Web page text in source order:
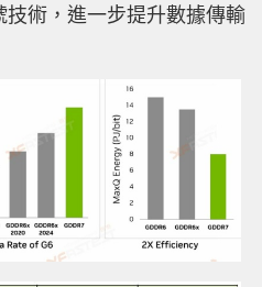
術，進一步提升數據傳輸